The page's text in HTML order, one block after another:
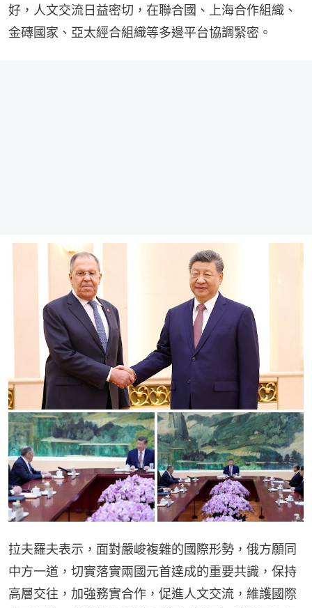
好，人文交流日益密切，在聯合國、上海合作組織、
金磚國家、亞太經合組織等多邊平台協調緊密。
拉夫羅夫表示，面對嚴峻複雜的國際形勢，俄方願同
中方一道，切實落實兩國元首達成的重要共識，保持
高層交往，加強務實合作，促進人文交流，維護國際